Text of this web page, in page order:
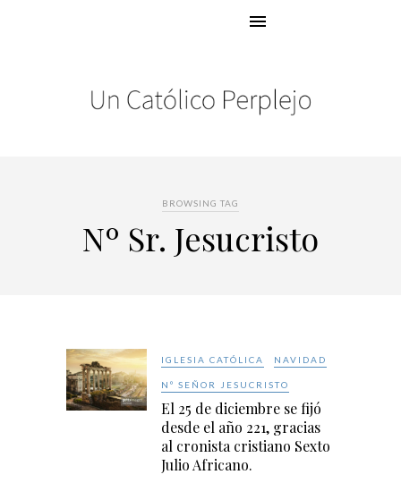
BROWSING TAG
Nº Sr. Jesucristo
IGLESIA CATÓLICA NAVIDAD
Nº SEÑOR JESUCRISTO
El 25 de diciembre se fijó
desde el año 221, gracias
al cronista cristiano Sexto
Julio Africano.